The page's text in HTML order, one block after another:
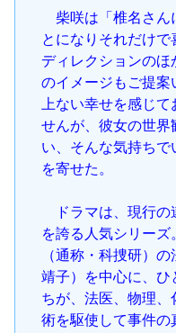
柴咲は「椎名さん
とになりそれだけ
ディレクションの
のイメージもご提案
上ない幸せを感じ
せんが、彼女の世界
い、そんな気持ち
を寄せた。
ドラマは、現行の
を誇る人気シリー
（通称・科捜研）
靖子）を中心に、ひ
ちが、法医、物理
術を駆使して事件の